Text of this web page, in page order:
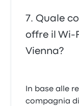
Quale
offre il
Vienna?
In base alle
compagnia